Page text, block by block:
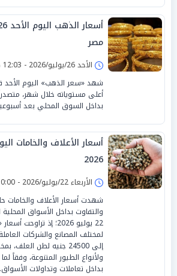
مصر
الأحد 26/يوليو/2026 - 12:03 ص
شهد «سعر الذهب» اليوم الأحد
أعلى مستوياته خلال شهر،
بداخل السوق المحلي بعد
2026
الأربعاء 22/يوليو/2026 - 10:00 ص
شهدت أسعار الأعلاف والخامات
والتفاوت بداخل الأسواق المحلية
22 يوليو 2026؛ إذ
إلى 24500 جنيه لطن
ولأنواع الطيور المتنوعة، وفقاً
بداخل تعاملات وتداولات الأسواق.